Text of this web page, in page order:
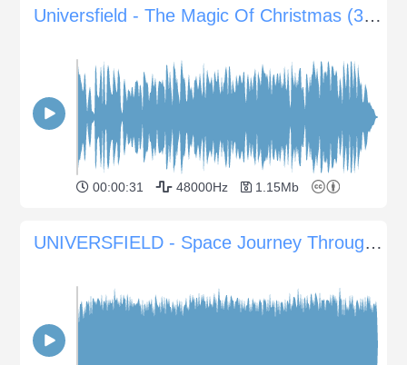
Universfield - The Magic Of Christmas (30s)
00:00:31 48000Hz 1.15Mb
UNIVERSFIELD - Space Journey Through Nebulae and Galaxy